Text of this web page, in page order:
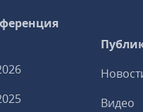
Видео